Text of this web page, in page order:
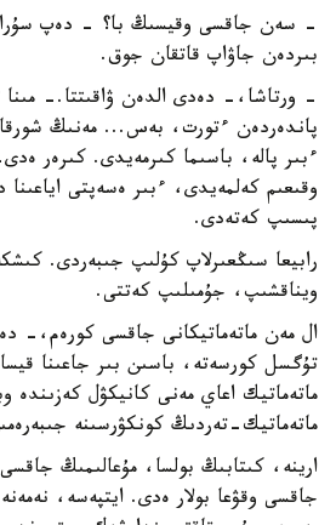
- سەن جاقسى وقيسىڭ با؟ - دەپ
بىردەن جاۋاپ قاتقان جوق.
- ورتاشا،- دەدى الدەن ۋاقىتتا.- مىنا
پاندەردەن ءتورت، بەس... مەنىڭ
ءبىر پالە، باسىما كىرمەيدى. كىرەر
وقىعىم كەلمەيدى، ءبىر ەسەپتى اياعىنا
پىسىپ كەتەدى.
رابيعا سىڭعىرلاپ كۇلىپ جىبەردى.
ويناقشىپ، جۇمىلىپ كەتتى.
ال مەن ماتەماتيكانى جاقسى كورەم،-
تۇگسل كورسەتە، باسىن بىر جاعىنا
ماتەماتيك اعاي مەنى كانيكۋل كەزىندە
ماتەماتيك-تەردىڭ كونكۋرسىنە
ارينە، كىتابىڭ بولسا، مۇعالىمىڭ جاقسى
جاقسى وقۋعا بولار ەدى. ايتپەسە،